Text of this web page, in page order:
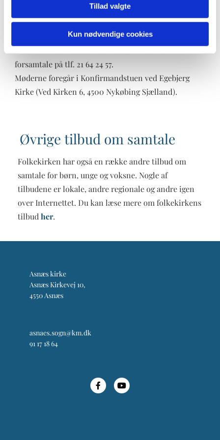
Tillad valgte
Kun nødvendige cookies
Der er to ledere af sorggruppen: Psykolog Elsebeth
Cornét Sørensen og Sognepræsten i Egebjerg (i 2023
er Aage Koed Mikkelsen ansat som vikarpræst). Du
forsamtale på tlf. 21 64 24 57.
Møderne foregår i Konfirmandstuen ved Egebjerg
Kirke (Ved Kirken 6, 4500 Nykøbing Sjælland).
Øvrige tilbud om samtale
Folkekirken har også en række andre tilbud om
samtale for børn, unge og voksne. Nogle af
tilbudene er lokale, andre regionale og andre igen
over Internettet. Du kan læse mere om folkekirkens
tilbudher.
Asnæs kirke
Asnæs Kirkevej 10,
4550 Asnæs
asnaes.sogn@km.dk
91 17 18 64